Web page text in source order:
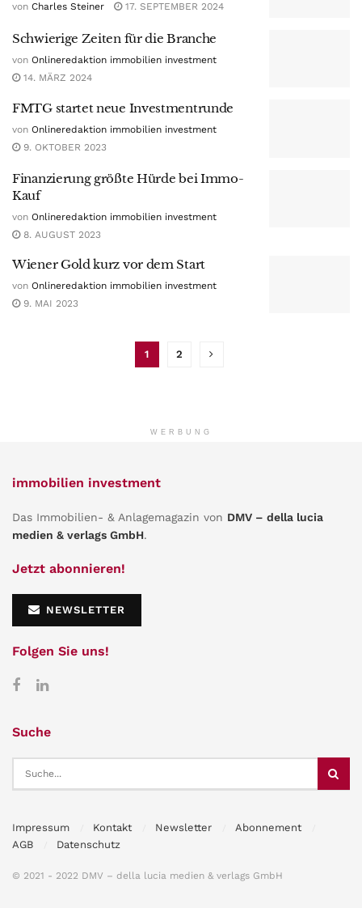
von Charles Steiner 17. SEPTEMBER 2024
Schwierige Zeiten für die Branche
von Onlineredaktion immobilien investment
14. MÄRZ 2024
FMTG startet neue Investmentrunde
von Onlineredaktion immobilien investment
9. OKTOBER 2023
Finanzierung größte Hürde bei Immo-
Kauf
von Onlineredaktion immobilien investment
8. AUGUST 2023
Wiener Gold kurz vor dem Start
von Onlineredaktion immobilien investment
9. MAI 2023
1 2
WERBUNG
immobilien investment
Das Immobilien- & Anlagemagazin von DMV – della lucia
medien & verlags GmbH.
Jetzt abonnieren!
NEWSLETTER
Folgen Sie uns!
Suche
Impressum Kontakt Newsletter
Abonnement
AGB
Datenschutz
© 2021 - 2022 DMV – della lucia medien & verlags GmbH